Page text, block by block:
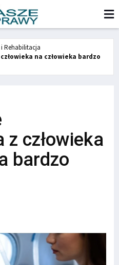
Rehabilitacja
na człowieka bardzo
człowieka
bardzo